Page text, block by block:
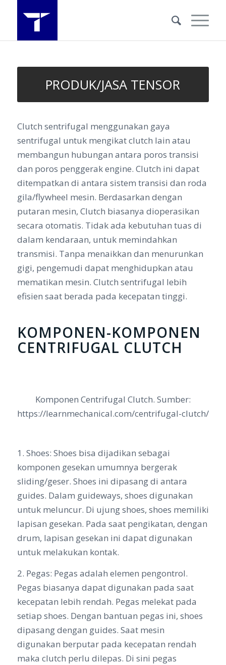
PRODUK/JASA TENSOR
Clutch sentrifugal menggunakan gaya
sentrifugal untuk mengikat clutch lain atau
membangun hubungan antara poros transisi
dan poros penggerak engine. Clutch ini dapat
ditempatkan di antara sistem transisi dan roda
gila/flywheel mesin. Berdasarkan dengan
putaran mesin, Clutch biasanya dioperasikan
secara otomatis. Tidak ada kebutuhan tuas di
dalam kendaraan, untuk memindahkan
transmisi. Tanpa menaikkan dan menurunkan
gigi, pengemudi dapat menghidupkan atau
mematikan mesin. Clutch sentrifugal lebih
efisien saat berada pada kecepatan tinggi.
KOMPONEN-KOMPONEN
CENTRIFUGAL CLUTCH
Komponen Centrifugal Clutch. Sumber:
https://learnmechanical.com/centrifugal-clutch/
1. Shoes: Shoes bisa dijadikan sebagai
komponen gesekan umumnya bergerak
sliding/geser. Shoes ini dipasang di antara
guides. Dalam guideways, shoes digunakan
untuk meluncur. Di ujung shoes, shoes memiliki
lapisan gesekan. Pada saat pengikatan, dengan
drum, lapisan gesekan ini dapat digunakan
untuk melakukan kontak.
2. Pegas: Pegas adalah elemen pengontrol.
Pegas biasanya dapat digunakan pada saat
kecepatan lebih rendah. Pegas melekat pada
setiap shoes. Dengan bantuan pegas ini, shoes
dipasang dengan guides. Saat mesin
digunakan berputar pada kecepatan rendah
maka clutch perlu dilepas. Di sini pegas